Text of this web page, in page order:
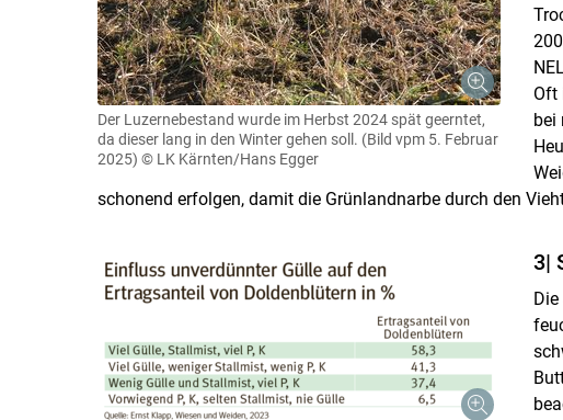
Der Luzernebestand wurde im Herbst 2024 spät geerntet,
da dieser lang in den Winter gehen soll. (Bild vpm 5. Februar
2025) © LK Kärnten/Hans Egger
Oft
bei
schonend erfolgen, damit die Grünlandnarbe durch den
3|